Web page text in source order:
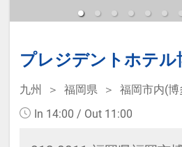
代金が変動するた
時で価格が異なる
あらかじめご了承く
・ウェルカムサー
プレジデントホテル
九州 福岡県 福岡市内(博
In 14:00 / Out 11:00